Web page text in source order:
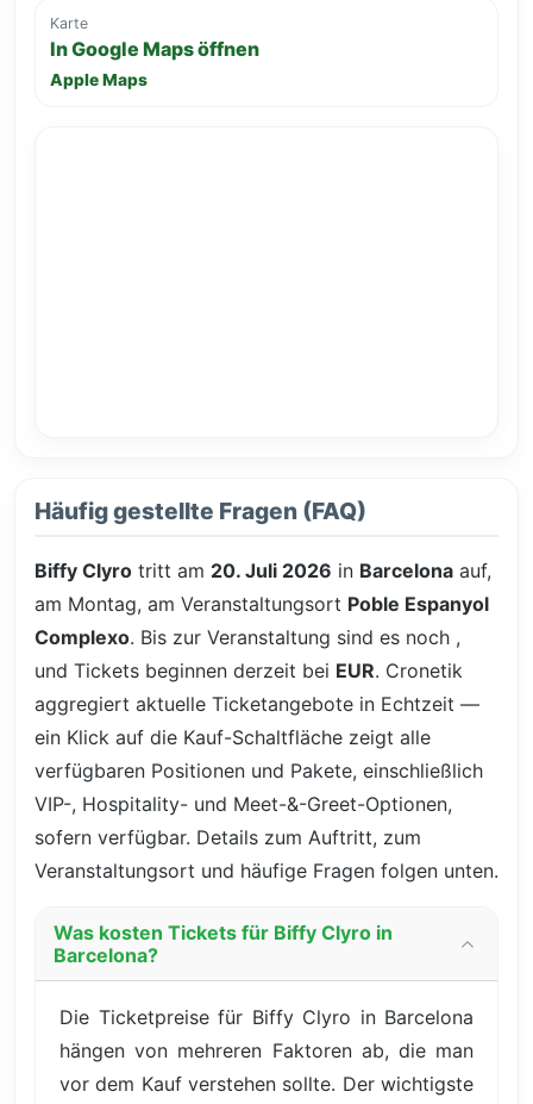
Karte
In Google Maps öffnen
Apple Maps
Häufig gestellte Fragen (FAQ)
Biffy Clyro tritt am 20. Juli 2026 in Barcelona auf,
am Montag, am Veranstaltungsort Poble Espanyol
Complexo. Bis zur Veranstaltung sind es noch ,
und Tickets beginnen derzeit bei EUR. Cronetik
aggregiert aktuelle Ticketangebote in Echtzeit —
ein Klick auf die Kauf-Schaltfläche zeigt alle
verfügbaren Positionen und Pakete, einschließlich
VIP-, Hospitality- und Meet-&-Greet-Optionen,
sofern verfügbar. Details zum Auftritt, zum
Veranstaltungsort und häufige Fragen folgen unten.
Was kosten Tickets für Biffy Clyro in
Barcelona?
Die Ticketpreise für Biffy Clyro in Barcelona
hängen von mehreren Faktoren ab, die man
vor dem Kauf verstehen sollte. Der wichtigste